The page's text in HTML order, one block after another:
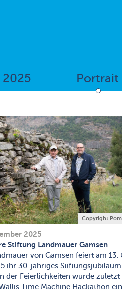
2025 Portrait
Copyright
2025
Stiftung Landmauer Gamsen
von Gamsen feiert am 13.
ihr 30-jähriges
der Feierlichkeiten wurde zuletzt
Time Machine Hackathon ein